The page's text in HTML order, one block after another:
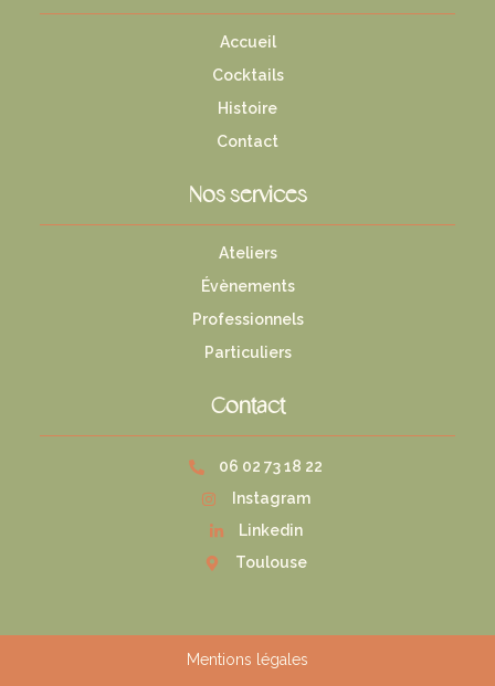
Accueil
Cocktails
Histoire
Contact
Nos services
Ateliers
Évènements
Professionnels
Particuliers
Contact
06 02 73 18 22
Instagram
Linkedin
Toulouse
Mentions légales